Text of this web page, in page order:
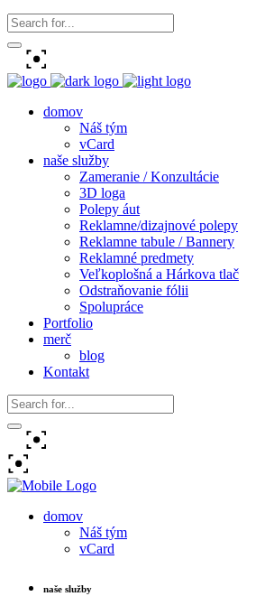
domov
Náš tým
vCard
naše služby
Zameranie / Konzultácie
3D loga
Polepy áut
Reklamne/dizajnové polepy
Reklamne tabule / Bannery
Reklamné predmety
Veľkoplošná a Hárkova tlač
Odstraňovanie fólii
Spolupráce
Portfolio
merč
blog
Kontakt
domov
Náš tým
vCard
naše služby